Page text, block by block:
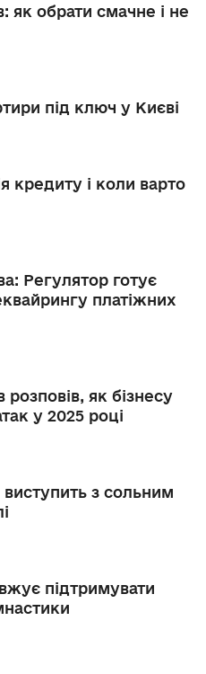
як обрати смачне і не
під ключ у Києві
кредиту і коли варто
Регулятор готує
платіжних
як бізнесу
у 2025 році
з сольним
підтримувати